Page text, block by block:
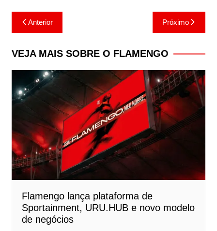
Navegação
de
Post
Anterior Próximo
VEJA MAIS SOBRE O FLAMENGO
Flamengo lança plataforma de
Sportainment, URU.HUB e novo modelo
de negócios